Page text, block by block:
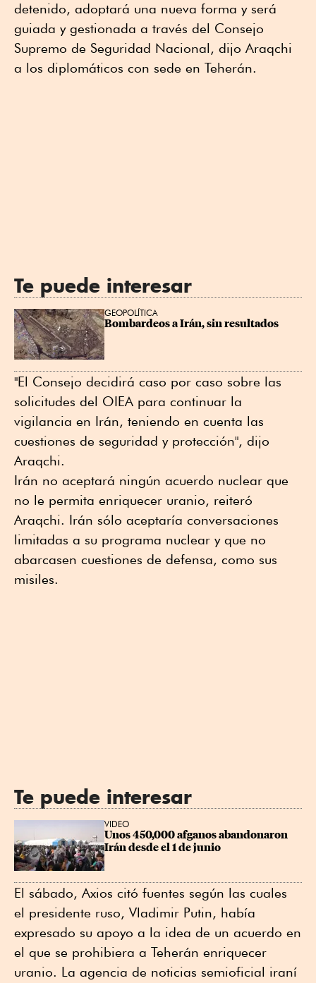
detenido, adoptará una nueva forma y será
guiada y gestionada a través del Consejo
Supremo de Seguridad Nacional, dijo Araqchi
a los diplomáticos con sede en Teherán.
Te puede interesar
GEOPOLÍTICA
Bombardeos a Irán, sin resultados
"El Consejo decidirá caso por caso sobre las
solicitudes del OIEA para continuar la
vigilancia en Irán, teniendo en cuenta las
cuestiones de seguridad y protección", dijo
Araqchi.
Irán no aceptará ningún acuerdo nuclear que
no le permita enriquecer uranio, reiteró
Araqchi. Irán sólo aceptaría conversaciones
limitadas a su programa nuclear y que no
abarcasen cuestiones de defensa, como sus
misiles.
Te puede interesar
VIDEO
Unos 450,000 afganos abandonaron
Irán desde el 1 de junio
El sábado, Axios citó fuentes según las cuales
el presidente ruso, Vladimir Putin, había
expresado su apoyo a la idea de un acuerdo en
el que se prohibiera a Teherán enriquecer
uranio. La agencia de noticias semioficial iraní